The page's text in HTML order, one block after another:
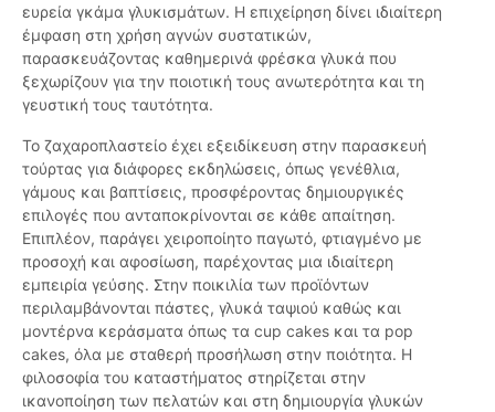
ευρεία γκάμα γλυκισμάτων. Η επιχείρηση δίνει ιδιαίτερη
έμφαση στη χρήση αγνών συστατικών,
παρασκευάζοντας καθημερινά φρέσκα γλυκά που
ξεχωρίζουν για την ποιοτική τους ανωτερότητα και τη
γευστική τους ταυτότητα.
Το ζαχαροπλαστείο έχει εξειδίκευση στην παρασκευή
τούρτας για διάφορες εκδηλώσεις, όπως γενέθλια,
γάμους και βαπτίσεις, προσφέροντας δημιουργικές
επιλογές που ανταποκρίνονται σε κάθε απαίτηση.
Επιπλέον, παράγει χειροποίητο παγωτό, φτιαγμένο με
προσοχή και αφοσίωση, παρέχοντας μια ιδιαίτερη
εμπειρία γεύσης. Στην ποικιλία των προϊόντων
περιλαμβάνονται πάστες, γλυκά ταψιού καθώς και
μοντέρνα κεράσματα όπως τα cup cakes και τα pop
cakes, όλα με σταθερή προσήλωση στην ποιότητα. Η
φιλοσοφία του καταστήματος στηρίζεται στην
ικανοποίηση των πελατών και στη δημιουργία γλυκών